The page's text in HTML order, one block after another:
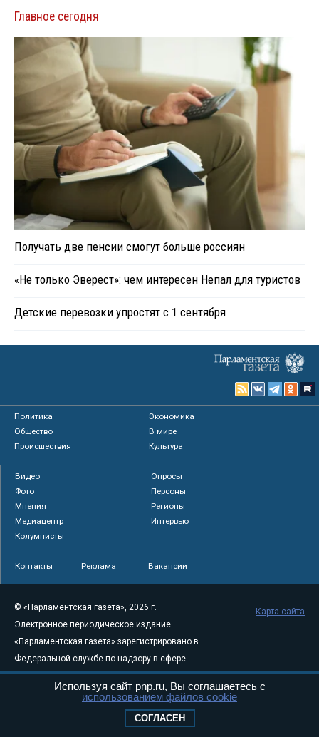
Главное сегодня
Получать две пенсии смогут больше россиян
«Не только Эверест»: чем интересен Непал для туристов
Детские перевозки упростят с 1 сентября
Политика
Экономика
Общество
В мире
Происшествия
Культура
Видео
Опросы
Фото
Персоны
Мнения
Регионы
Медиацентр
Интервью
Колумнисты
Контакты Реклама Вакансии
© «Парламентская газета», 2026 г.
Электронное периодическое издание
«Парламентская газета» зарегистрировано в
Федеральной службе по надзору в сфере
связи, информационных технологий и
массовых коммуникаций (Роскомнадзор) 05
Свидетельство о регистрации Эл № ФС77-
Карта сайта
Используя сайт pnp.ru, Вы соглашаетесь с
использованием файлов cookie
СОГЛАСЕН